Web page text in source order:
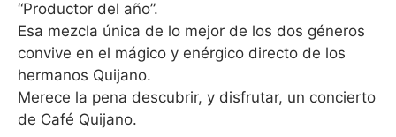
“Productor del año”.
Esa mezcla única de lo mejor de los dos géneros
convive en el mágico y enérgico directo de los
hermanos Quijano.
Merece la pena descubrir, y disfrutar, un concierto
de Café Quijano.